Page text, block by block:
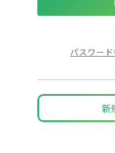
パスワー
新